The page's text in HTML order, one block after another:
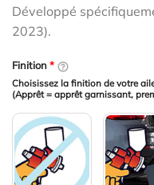
Développé
2023).
Finition*
Choisissez la finition de votre
(Apprêt = apprêt garnissant,